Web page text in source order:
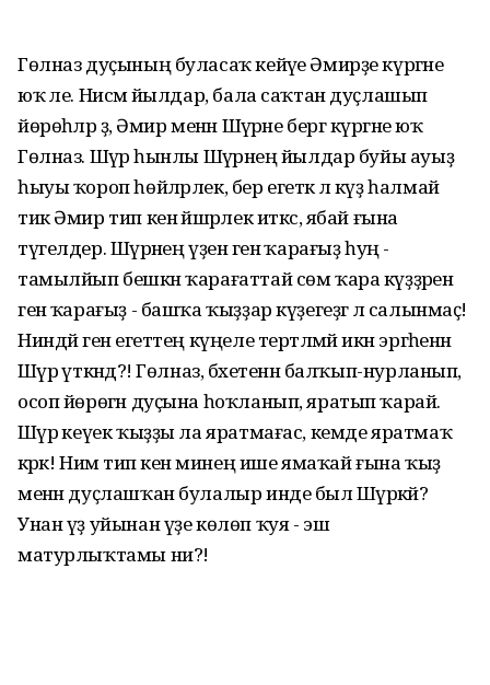
Гөлназ дуҫының буласаҡ кейәүе Әмирҙе күргәне
юҡ әле. Нисәмә йылдар, бала саҡтан дуҫлашып
йөрөһәләр ҙә, Әмир менән Шәүрәне бергә күргәне юҡ
Гөлназ. Шәүрә һынлы Шәүрәнең йылдар буйы ауыҙ
һыуы ҡороп һөйләрлек, бер егеткә лә күҙ һалмай
тик Әмир тип кенә йәшәрлек иткәс, ябай ғына
түгелдер. Шәүрәнең үҙенә генә ҡарағыҙ һуң -
тамылйып бешкән ҡарағаттай сөм ҡара күҙҙәренә
генә ҡарағыҙ - башҡа ҡыҙҙар күҙегеҙгә лә салынмаҫ!
Ниндәй генә егеттең күңеле тертләмәй икән эргәһенән
Шәүрә үткәндә?! Гөлназ, бәхетенән балҡып-нурланып,
осоп йөрөгән дуҫына һоҡланып, яратып ҡарай.
Шәүрә кеүек ҡыҙҙы ла яратмағас, кемде яратмаҡ
кәрәк! Нимә тип кенә минең ише ямаҡай ғына ҡыҙ
менән дуҫлашҡан булалыр инде был Шәүрәкәй?
Унан үҙ уйынан үҙе көлөп ҡуя - эш
матурлыҡтамы ни?!